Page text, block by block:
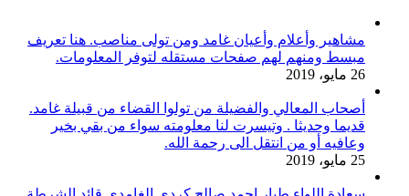
مشاهير وأعلام وأعيان غامد ومن تولى مناصب. هنا تعريف
مبسط ومنهم لهم صفحات مستقله لتوفر المعلومات.
26 مايو، 2019
أصحاب المعالي والفضيلة من تولوا القضاء من قبيلة غامد.
قديما وحديثا . وتيسرت لنا معلومته سواء من بقي بخير
وعافيه أو من انتقل الى رحمة الله.
25 مايو، 2019